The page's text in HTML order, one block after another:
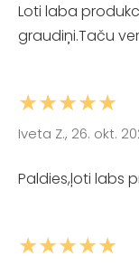
Loti laba
graudiņi.Taču
★★★★★
Iveta Z., 26. okt.
Paldies,ļoti labs
★★★★★